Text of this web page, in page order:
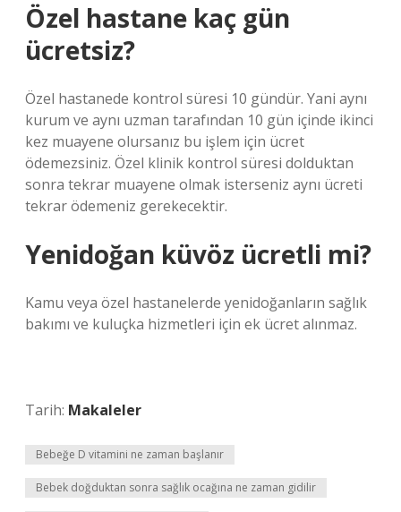
Özel hastane kaç gün
ücretsiz?
Özel hastanede kontrol süresi 10 gündür. Yani aynı
kurum ve aynı uzman tarafından 10 gün içinde ikinci
kez muayene olursanız bu işlem için ücret
ödemezsiniz. Özel klinik kontrol süresi dolduktan
sonra tekrar muayene olmak isterseniz aynı ücreti
tekrar ödemeniz gerekecektir.
Yenidoğan küvöz ücretli mi?
Kamu veya özel hastanelerde yenidoğanların sağlık
bakımı ve kuluçka hizmetleri için ek ücret alınmaz.
Tarih: Makaleler
Bebeğe D vitamini ne zaman başlanır
Bebek doğduktan sonra sağlık ocağına ne zaman gidilir